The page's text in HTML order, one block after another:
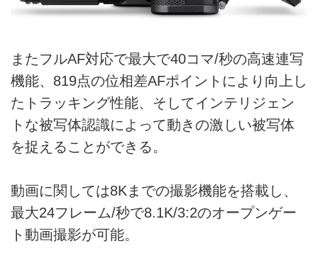
またフルAF対応で最大で40コマ/秒の高速連写
機能、819点の位相差AFポイントにより向上し
たトラッキング性能、そしてインテリジェン
トな被写体認識によって動きの激しい被写体
を捉えることができる。
動画に関しては8Kまでの撮影機能を搭載し、
最大24フレーム/秒で8.1K/3:2のオープンゲー
ト動画撮影が可能。